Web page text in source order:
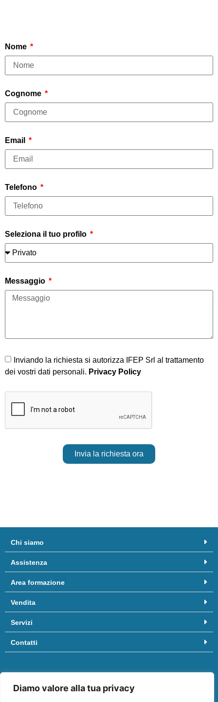
Diamo valore alla tua privacy
Nome
Cognome
Email
Telefono
Seleziona il tuo profilo
Messaggio
Inviando la richiesta si autorizza IFEP Srl al trattamento
dei vostri dati personali. Privacy Policy
Invia la richiesta ora
Chi siamo
Assistenza
Area formazione
Vendita
Servizi
Contatti
ainfo@ifep.it